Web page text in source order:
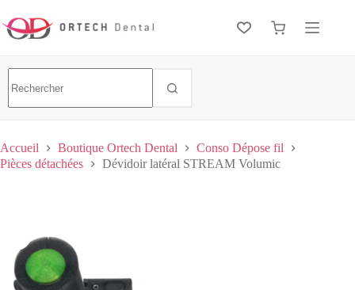
Accueil Boutique Ortech Dental
Conso Dépose fil
Pièces détachées
Dévidoir latéral STREAM Volumic